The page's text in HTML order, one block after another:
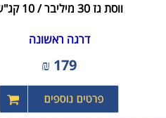
ווסת גז 30 מיליבר / 10 קג"ש
דרגה ראשונה
179
₪